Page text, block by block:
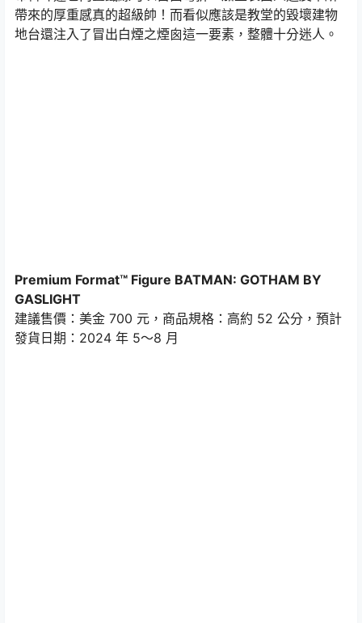
帶來的厚重感真的超級帥！而看似應該是教堂的毀壞建物
地台還注入了冒出白煙之煙囪這一要素，整體十分迷人。
Premium Format™ Figure BATMAN: GOTHAM BY
GASLIGHT
建議售價：美金 700 元，商品規格：高約 52 公分，預計
發貨日期：2024 年 5～8 月